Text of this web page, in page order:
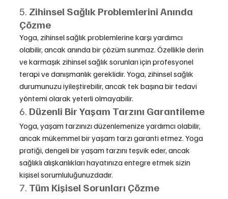
5. Zihinsel Sağlık Problemlerini Anında
Çözme
Yoga, zihinsel sağlık problemlerine karşı yardımcı
olabilir, ancak anında bir çözüm sunmaz. Özellikle derin
ve karmaşık zihinsel sağlık sorunları için profesyonel
terapi ve danışmanlık gereklidir. Yoga, zihinsel sağlık
durumunuzu iyileştirebilir, ancak tek başına bir tedavi
yöntemi olarak yeterli olmayabilir.
6. Düzenli Bir Yaşam Tarzını Garantileme
Yoga, yaşam tarzınızı düzenlemenize yardımcı olabilir,
ancak mükemmel bir yaşam tarzı garanti etmez. Yoga
pratiği, dengeli bir yaşam tarzını teşvik eder, ancak
sağlıklı alışkanlıkları hayatınıza entegre etmek sizin
kişisel sorumluluğunuzdadır.
7. Tüm Kişisel Sorunları Çözme